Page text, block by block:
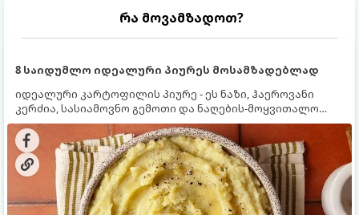
რა მოვამზადოთ?
8 საიდუმლო იდეალური პიურეს მოსამზადებლად
იდეალური კარტოფილის პიურე - ეს ნაზი, ჰაეროვანი
კერძია, სასიამოვნო გემოთი და ნაღების-მოყვითალო
ფერით. მისი მომზადება ძალიან მარტივია, მაგრამ
არსებობს რამდენიმე საიდუმლო, რომლებიც უნდა
იცოდეთ, რომ პიურე იდეალურად გემრიელი გამოვიდეს.